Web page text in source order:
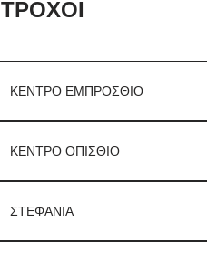
ΤΡΟΧΟΙ
ΚΕΝΤΡΟ ΕΜΠΡΟΣΘΙΟ
ΚΕΝΤΡΟ ΟΠΙΣΘΙΟ
ΣΤΕΦΑΝΙΑ